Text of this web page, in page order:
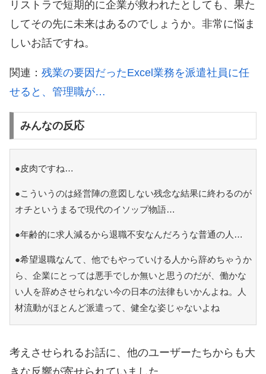
リストラで短期的に企業が救われたとしても、果た
してその先に未来はあるのでしょうか。非常に悩ま
しいお話ですね。
関連： 残業の要因だったExcel業務を派遣社員に任
せると、管理職が…
みんなの反応
●皮肉ですね…
●こういうのは経営陣の意図しない残念な結果に終わるのが
オチというまるで現代のイソップ物語…
●年齢的に求人減るから退職不安なんだろうな普通の人…
●希望退職なんて、他でもやっていける人から辞めちゃうか
ら、企業にとっては悪手でしか無いと思うのだが、働かな
い人を辞めさせられない今の日本の法律もいかんよね。人
材流動がほとんど派遣って、健全な姿じゃないよね
考えさせられるお話に、他のユーザーたちからも大
きな反響が寄せられていました。